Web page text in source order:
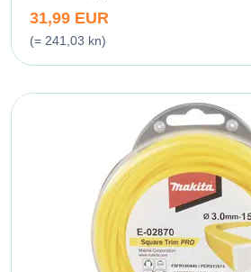
31,99 EUR
(= 241,03 kn)